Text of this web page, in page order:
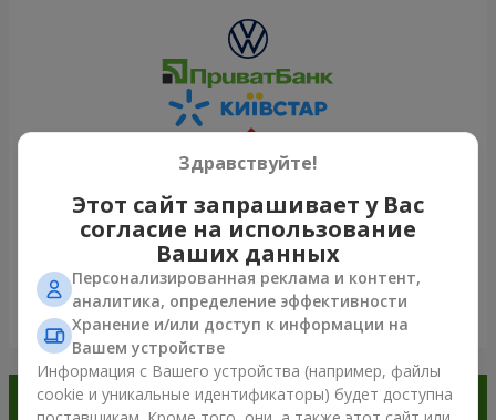
Посмотреть все
Заказывайте в приложении
Здравствуйте!
Этот сайт запрашивает у Вас
согласие на использование
Ваших данных
Персонализированная реклама и контент,
аналитика, определение эффективности
Хранение и/или доступ к информации на
Вашем устройстве
Информация с Вашего устройства (например, файлы
cookie и уникальные идентификаторы) будет доступна